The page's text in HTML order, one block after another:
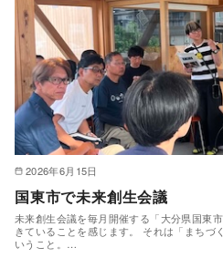
2026年6月15日
国東市で未来創生会議
未来創生会議を毎月開催する「大分県国東
きていることを感じます。 それは「まちづ
いうこと。…